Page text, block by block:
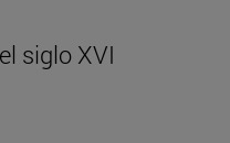
siglo XVI